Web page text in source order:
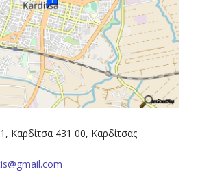
Καρδίτσα 431 00, Καρδίτσας